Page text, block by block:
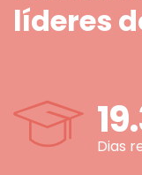
líderes
Dias